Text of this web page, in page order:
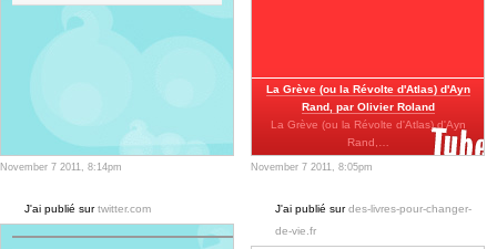
November 7 2011, 8:14pm
La Grève (ou la Révolte d'Atlas) d'Ayn
Rand, par Olivier Roland
La Grève (ou la Révolte d'Atlas) d'Ayn
Rand,…
November 7 2011, 8:05pm
J'ai publié surtwitter.com J'ai publié surdes-livres-pour-changer-
de-vie.fr